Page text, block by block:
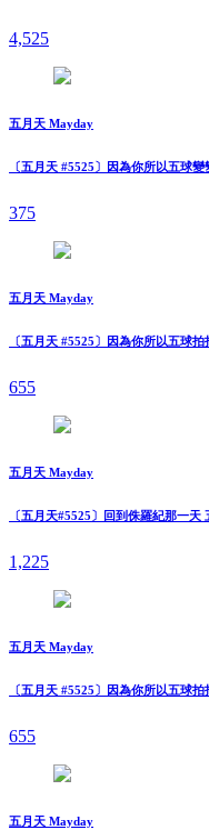
4,525
五月天 Mayday
〔五月天 #5525〕因為你所以五球
375
五月天 Mayday
〔五月天 #5525〕因為你所以五球
655
五月天 Mayday
〔五月天#5525〕回到侏羅紀那一天
1,225
五月天 Mayday
〔五月天 #5525〕因為你所以五球
655
五月天 Mayday